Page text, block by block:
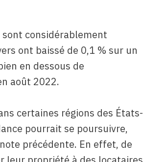
sont considérablement
ont baissé de 0,1 % sur un
en dessous de
août 2022.
certaines régions des États-
pourrait se poursuivre,
précédente. En effet, de